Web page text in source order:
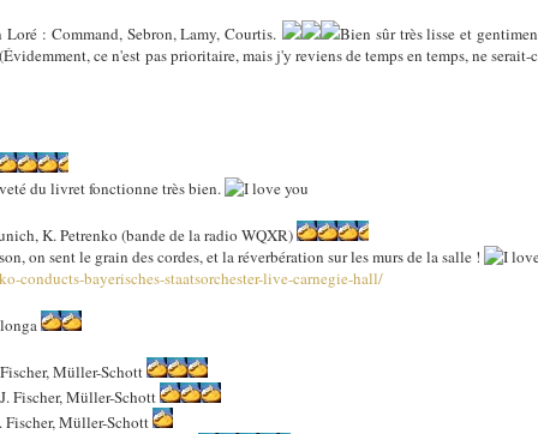
: Command, Sebron, Lamy, Courtis.
Bien sûr très lisse et
ce n'est pas prioritaire, mais j'y reviens de temps en temps, ne serait-
du livret fonctionne très bien.
K. Petrenko (bande de la radio WQXR)
on sent le grain des cordes, et la réverbération sur les murs de la salle !
conducts-bayerisches-staatsorchester-live-carnegie-hall/
Müller-Schott
Fischer, Müller-Schott
Fischer, Müller-Schott